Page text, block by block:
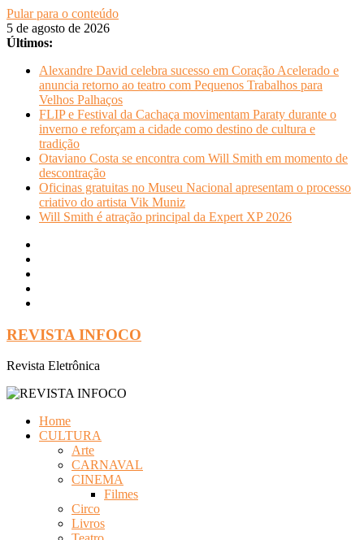
Pular para o conteúdo
5 de agosto de 2026
Últimos:
Alexandre David celebra sucesso em Coração Acelerado e
anuncia retorno ao teatro com Pequenos Trabalhos para
Velhos Palhaços
FLIP e Festival da Cachaça movimentam Paraty durante o
inverno e reforçam a cidade como destino de cultura e
tradição
Otaviano Costa se encontra com Will Smith em momento de
descontração
Oficinas gratuitas no Museu Nacional apresentam o processo
criativo do artista Vik Muniz
Will Smith é atração principal da Expert XP 2026
REVISTA INFOCO
Revista Eletrônica
Home
CULTURA
Arte
CARNAVAL
CINEMA
Filmes
Circo
Livros